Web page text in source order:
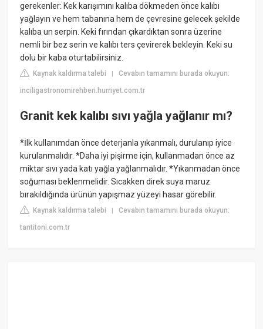
gerekenler: Kek karışımını kalıba dökmeden önce kalıbı
yağlayın ve hem tabanına hem de çevresine gelecek şekilde
kalıba un serpin. Keki fırından çıkardıktan sonra üzerine
nemli bir bez serin ve kalıbı ters çevirerek bekleyin. Keki su
dolu bir kaba oturtabilirsiniz.
Kaynak kaldırma talebi |Cevabın tamamını burada okuyun:
inciligastronomirehberi.hurriyet.com.tr
Granit kek kalıbı sıvı yağla yağlanır mı?
*İlk kullanımdan önce deterjanla yıkanmalı, durulanıp iyice
kurulanmalıdır. *Daha iyi pişirme için, kullanmadan önce az
miktar sıvı yada katı yağla yağlanmalıdır. *Yıkanmadan önce
soğuması beklenmelidir. Sıcakken direk suya maruz
bırakıldığında ürünün yapışmaz yüzeyi hasar görebilir.
Kaynak kaldırma talebi |Cevabın tamamını burada okuyun:
tantitoni.com.tr